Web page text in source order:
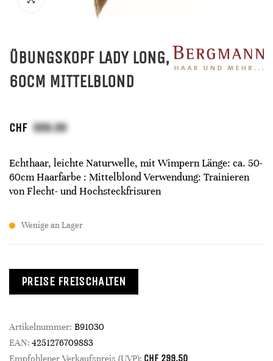
ÜBUNGSKOPF LADY LONG,
60CM MITTELBLOND
CHF
Echthaar, leichte Naturwelle, mit Wimpern Länge: ca. 50-
60cm Haarfarbe : Mittelblond Verwendung: Trainieren
von Flecht- und Hochsteckfrisuren
Wenige an Lager
PREISE FREISCHALTEN
Artikelnummer: B91030
EAN: 4251276709883
Empfohlener Verkaufspreis (UVP): CHF 299.50